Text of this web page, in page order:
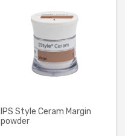
IPS Style Ceram Margin
powder